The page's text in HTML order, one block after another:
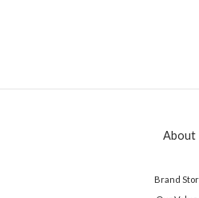
About
Brand